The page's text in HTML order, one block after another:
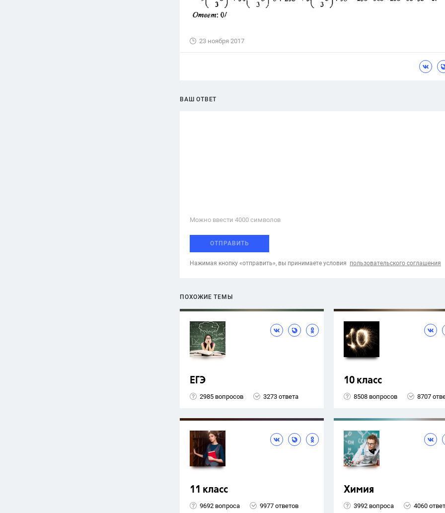
23 ноября 2017
ВАШ ОТВЕТ
Можно ввести 4000 cимволов
ОТПРАВИТЬ
Нажимая кнопку «отправить», вы принимаете условия пользовательского соглашения
ПОХОЖИЕ ТЕМЫ
ЕГЭ
2985 вопросов 3273 ответа
10 класс
8508 вопросов 8707
11 класс
9692 вопроса 9977 ответов
Химия
3992 вопроса 4060